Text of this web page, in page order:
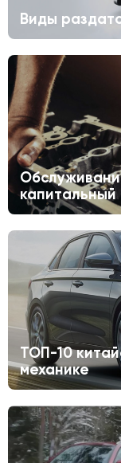
Виды
ТОП-10
механике